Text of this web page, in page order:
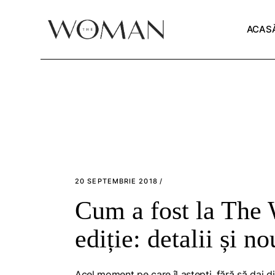
20 SEPTEMBRIE 2018
Cum a fost la The
ediție: detalii și